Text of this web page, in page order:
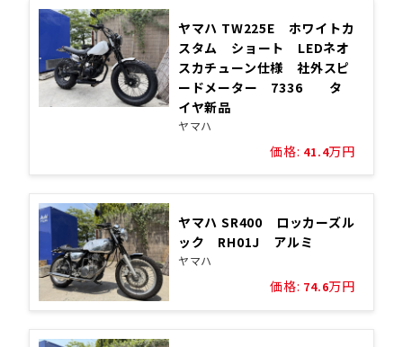
ヤマハ TW225E ホワイトカ
スタム ショート LEDネオ
スカチューン仕様 社外スピ
ードメーター 7336 タ
イヤ新品
ヤマハ
価格: 41.4万円
ヤマハ SR400 ロッカーズル
ック RH01J アルミ
ヤマハ
価格: 74.6万円